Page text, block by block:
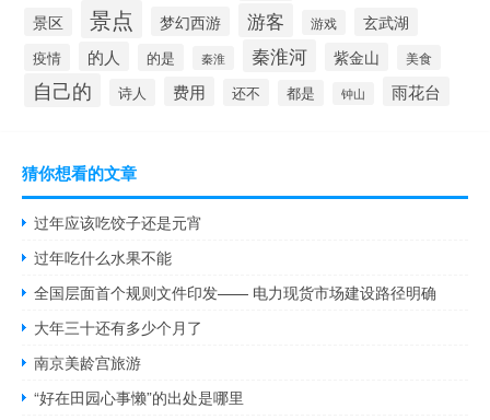
景区
景点 梦幻西游 游客 游戏 玄武湖
疫情 的人 的是 秦淮 秦淮河 紫金山 美食
自己的 诗人 费用 还不 都是 钟山 雨花台
猜你想看的文章
过年应该吃饺子还是元宵
过年吃什么水果不能
全国层面首个规则文件印发—— 电力现货市场建设路径明确
大年三十还有多少个月了
南京美龄宫旅游
“好在田园心事懒”的出处是哪里